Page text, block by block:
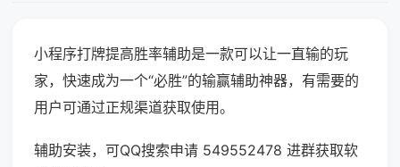
小程序打牌提高胜率辅助是一款可以让一直输的玩
家，快速成为一个“必胜”的输赢辅助神器，有需要的
用户可通过正规渠道获取使用。
辅助安装，可QQ搜索申请 549552478 进群获取软